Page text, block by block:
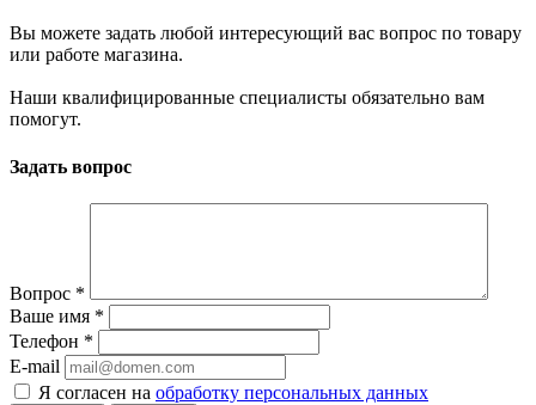
Вы можете задать любой интересующий вас вопрос по товару
или работе магазина.
Наши квалифицированные специалисты обязательно вам
помогут.
Задать вопрос
Вопрос *
Ваше имя *
Телефон *
E-mail
Я согласен на обработку персональных данных